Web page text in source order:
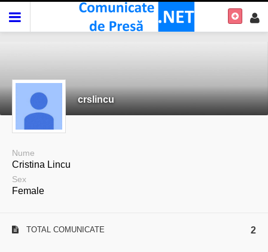
crslincu
Nume
Cristina Lincu
Sex
Female
TOTAL COMUNICATE 2